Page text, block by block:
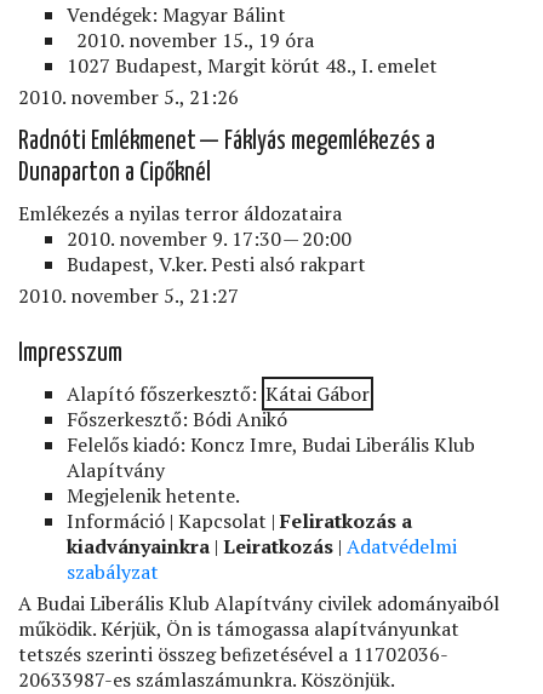
Vendégek: Magyar Bálint
2010. november 15., 19 óra
1027 Budapest, Margit körút 48., I. emelet
2010. november 5., 21:26
Radnóti Emlékmenet — Fáklyás megemlékezés a
Dunaparton a Cipőknél
Emlékezés a nyilas terror áldozataira
2010. november 9. 17:30 — 20:00
Budapest, V.ker. Pesti alsó rakpart
2010. november 5., 21:27
Impresszum
Alapító főszerkesztő: Kátai Gábor
Főszerkesztő: Bódi Anikó
Felelős kiadó: Koncz Imre, Budai Liberális Klub
Alapítvány
Megjelenik hetente.
Információ | Kapcsolat |Feliratkozás a
kiadványainkra | Leiratkozás | Adatvédelmi
szabályzat
A Budai Liberális Klub Alapítvány civilek adományaiból
működik. Kérjük, Ön is támogassa alapítványunkat
tetszés szerinti összeg beﬁzetésével a 11702036-
20633987-es számlaszámunkra. Köszönjük.